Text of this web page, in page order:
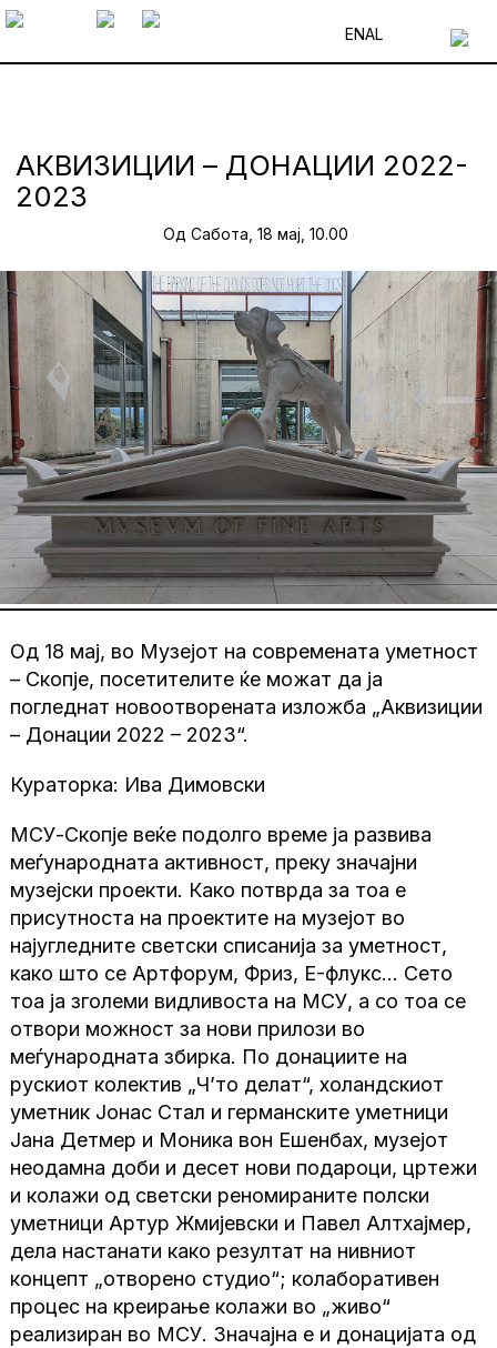
ENAL
АКВИЗИЦИИ – ДОНАЦИИ 2022-
2023
Од Сабота, 18 мај, 10.00
Од 18 мај, во Музејот на современата уметност
– Скопје, посетителите ќе можат да ја
погледнат новоотворената изложба „Аквизиции
– Донации 2022 – 2023“.
Кураторка: Ива Димовски
МСУ-Скопје веќе подолго време ја развива
меѓународната активност, преку значајни
музејски проекти. Како потврда за тоа е
присутноста на проектите на музејот во
најугледните светски списанија за уметност,
како што се Артфорум, Фриз, E-флукс… Сето
тоа ја зголеми видливоста на МСУ, а со тоа се
отвори можност за нови прилози во
меѓународната збирка. По донациите на
рускиот колектив „Ч’то делат“, холандскиот
уметник Јонас Стал и германските уметници
Јана Детмер и Моника вон Ешенбах, музејот
неодамна доби и десет нови подароци, цртежи
и колажи од светски реномираните полски
уметници Артур Жмијевски и Павел Алтхајмер,
дела настанати како резултат на нивниот
концепт „отворено студио“; колаборативен
процес на креирање колажи во „живо“
реализиран во МСУ. Значајна е и донацијата од